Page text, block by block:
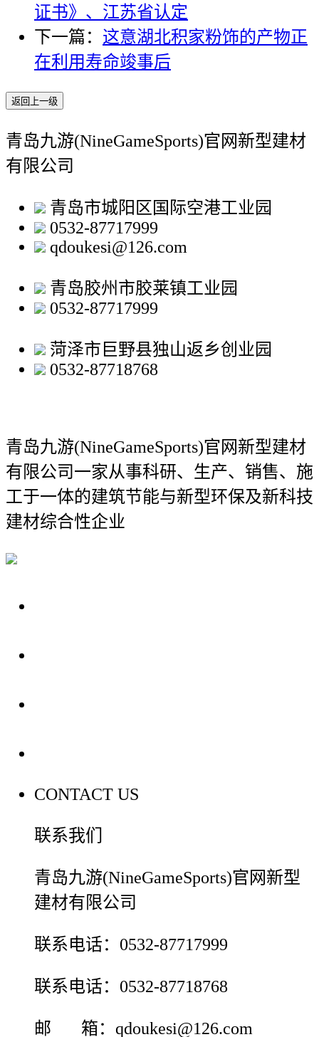
证书》、江苏省认定
下一篇： 这意湖北积家粉饰的产物正
在利用寿命竣事后
返回上一级
青岛九游(NineGameSports)官网新型建材
有限公司
青岛市城阳区国际空港工业园
0532-87717999
qdoukesi@126.com
青岛胶州市胶莱镇工业园
0532-87717999
菏泽市巨野县独山返乡创业园
0532-87718768
青岛九游(NineGameSports)官网新型建材
有限公司一家从事科研、生产、销售、施
工于一体的建筑节能与新型环保及新科技
建材综合性企业
CONTACT US
联系我们
青岛九游(NineGameSports)官网新型
建材有限公司
联系电话：0532-87717999
联系电话：0532-87718768
邮 箱：qdoukesi@126.com